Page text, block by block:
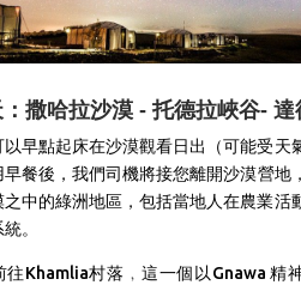
撒哈拉沙漠 - 托德拉峽谷- 達
以早點起床在沙漠觀看日出（可能受天
早餐後，我們司機將接您離開沙漠營地，
之中的綠洲地區，包括當地人在農業活
。
往Khamlia村落﹐這一個以Gnawa 精